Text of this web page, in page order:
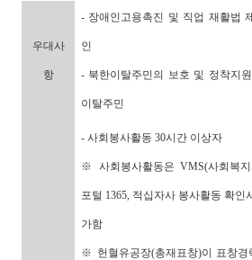
우대사
항
- 장애인고용촉진 및 직업 재활법
인
- 북한이탈주민의 보호 및 정착지
이탈주민
- 사회봉사활동 30시간 이상자
※ 사회봉사활동은 VMS(사회복
포털 1365, 적십자사 봉사활동 확인
가함
※ 헌혈유공장(총재표창)이 표창경